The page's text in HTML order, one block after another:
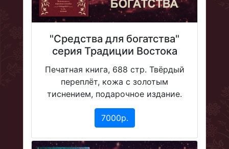
"Средства для богатства"
серия Традиции Востока
Печатная книга, 688 стр. Твёрдый
переплёт, кожа с золотым
тиснением, подарочное издание.
7000р.